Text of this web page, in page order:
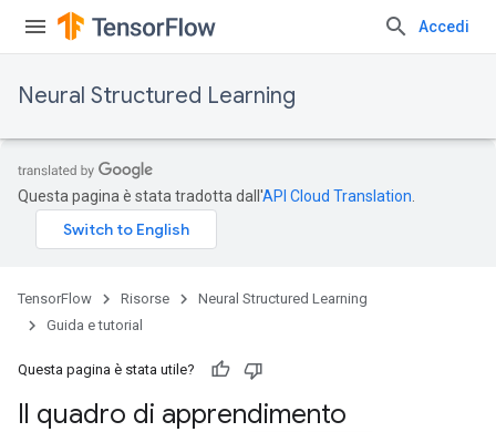
Accedi
Neural Structured Learning
Questa pagina è stata tradotta dall'API Cloud Translation
TensorFlow Risorse
Neural Structured Learning
Guida e tutorial
Questa pagina è stata utile?
Il quadro di apprendimento